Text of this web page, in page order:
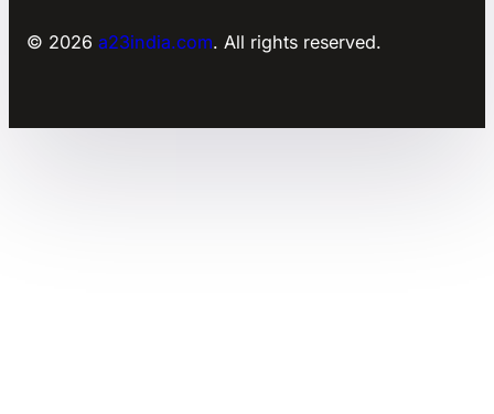
© 2026 a23india.com. All rights reserved.